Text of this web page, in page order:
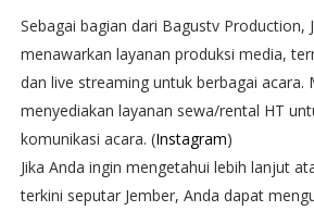
Sebagai bagian dari Bagustv Production,
menawarkan layanan produksi media,
dan live streaming untuk berbagai acara.
menyediakan layanan sewa/rental HT
komunikasi acara. (Instagram)
Jika Anda ingin mengetahui lebih lanjut
terkini seputar Jember, Anda dapat